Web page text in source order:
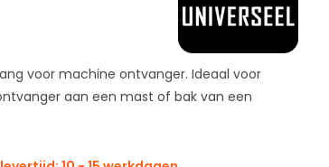
voor machine ontvanger. Ideaal voor
aan een mast of bak van een